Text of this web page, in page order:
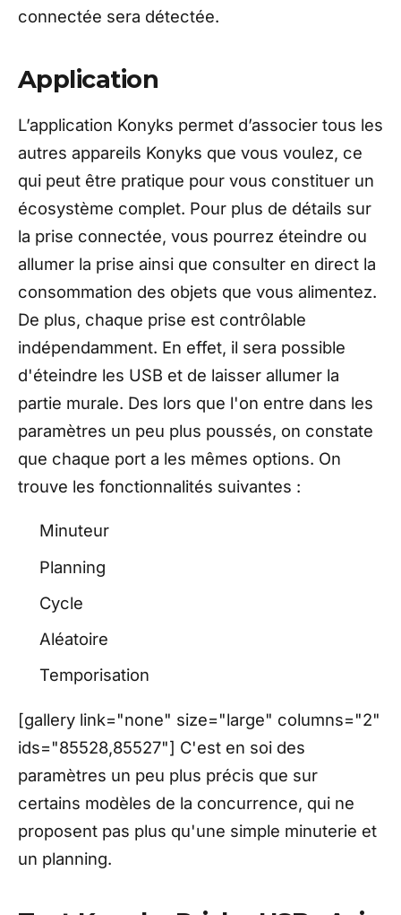
connectée sera détectée.
Application
L’application Konyks permet d’associer tous les
autres appareils Konyks que vous voulez, ce
qui peut être pratique pour vous constituer un
écosystème complet. Pour plus de détails sur
la prise connectée, vous pourrez éteindre ou
allumer la prise ainsi que consulter en direct la
consommation des objets que vous alimentez.
De plus, chaque prise est contrôlable
indépendamment. En effet, il sera possible
d'éteindre les USB et de laisser allumer la
partie murale. Des lors que l'on entre dans les
paramètres un peu plus poussés, on constate
que chaque port a les mêmes options. On
trouve les fonctionnalités suivantes :
Minuteur
Planning
Cycle
Aléatoire
Temporisation
[gallery link="none" size="large" columns="2"
ids="85528,85527"] C'est en soi des
paramètres un peu plus précis que sur
certains modèles de la concurrence, qui ne
proposent pas plus qu'une simple minuterie et
un planning.